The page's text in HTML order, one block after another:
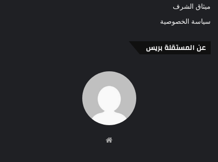
ميثاق الشرف
سياسة الخصوصية
عن المستقلة بريس